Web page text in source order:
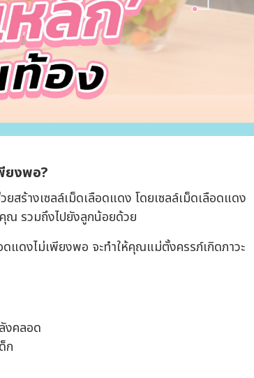
ยงพอ?
สร้างเซลล์เม็ดเลือดแดง โดยเซลล์เม็ดเลือดแดง
คุณ รวมถึงไปยังลูกน้อยด้วย
แดงไม่เพียงพอ จะทำให้คุณแม่ตั้งครรภ์เกิดภาวะ
งคลอด
ก